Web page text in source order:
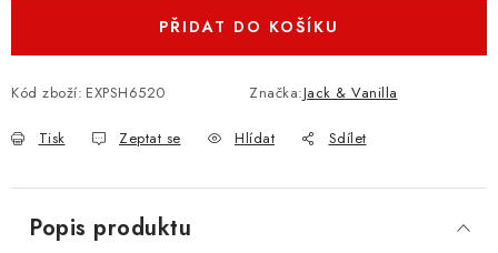
PŘIDAT DO KOŠÍKU
Kód zboží: EXPSH6520 Značka:Jack & Vanilla
Tisk Zeptat se Hlídat Sdílet
Popis produktu